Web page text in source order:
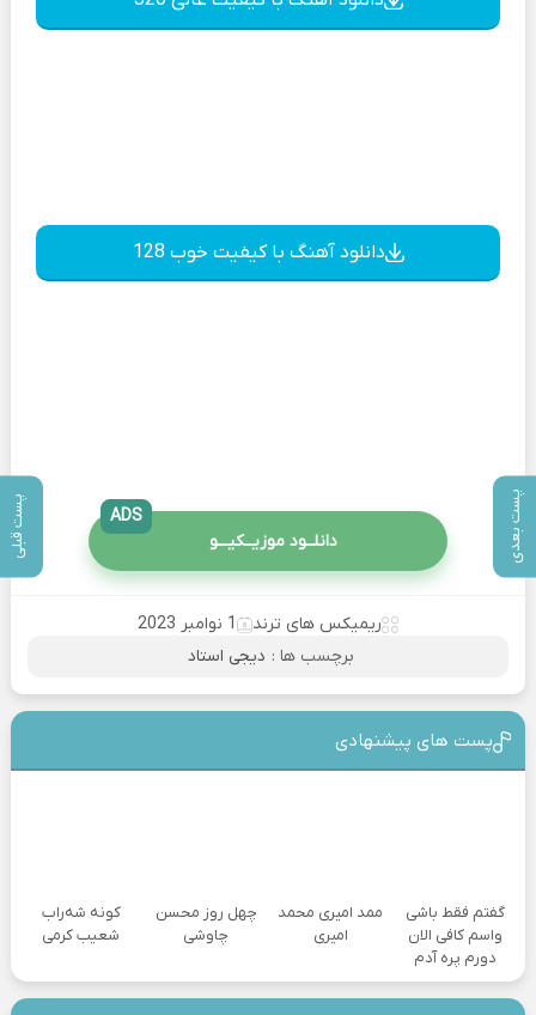
پست بعدی پست قبلی
دانلود آهنگ با کیفیت خوب 128
دانلــود موزیــکیـــو
ADS
ریمیکس های ترند
1 نوامبر 2023
برچسب ها : دیجی استاد
پست های پیشنهادی
گفتم فقط باشی
واسم کافی الان
دورم پره آدم
ممد امیری محمد
امیری
چهل روز محسن
چاوشی
کونه شه‌راب
شعیب کرمی